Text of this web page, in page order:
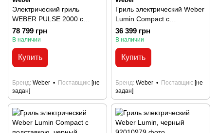
Электрический гриль
WEBER PULSE 2000 с
подставкой PULSE CART
78 799 грн
В наличии
Купить
Бренд Weber Поставщик [не
задан]
Гриль электрический Weber
Lumin Compact с
подставкой, черный
36 399 грн
В наличии
Купить
Бренд Weber Поставщик [не
задан]